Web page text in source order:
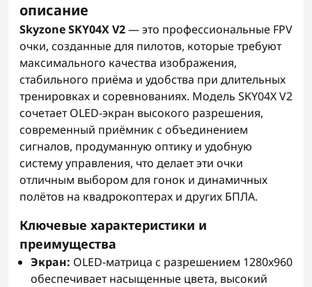
описание
Skyzone SKY04X V2— это профессиональные FPV
очки, созданные для пилотов, которые требуют
максимального качества изображения,
стабильного приёма и удобства при длительных
тренировках и соревнованиях. Модель SKY04X V2
сочетает OLED-экран высокого разрешения,
современный приёмник с объединением
сигналов, продуманную оптику и удобную
систему управления, что делает эти очки
отличным выбором для гонок и динамичных
полётов на квадрокоптерах и других БПЛА.
Ключевые характеристики и
преимущества
Экран: OLED-матрица с разрешением 1280x960
обеспечивает насыщенные цвета, высокий